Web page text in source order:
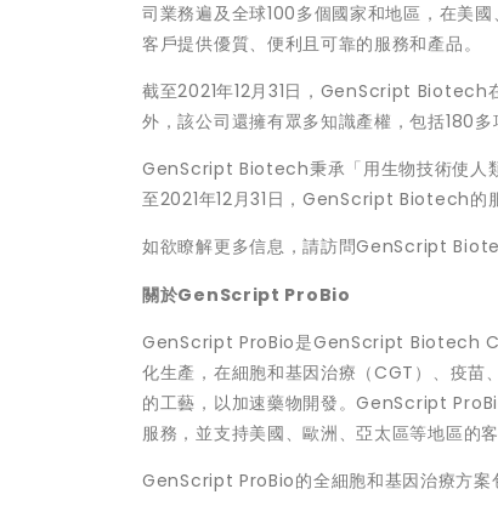
司業務遍及全球100多個國家和地區，在美
客戶提供優質、便利且可靠的服務和產品。
截至2021年12月31日，GenScript Biotech
外，該公司還擁有眾多知識產權，包括180
GenScript Biotech秉承「用生物技術使人
至2021年12月31日，GenScript Biotech的
如欲瞭解更多信息，請訪問GenScript
關於GenScript ProBio
GenScript ProBio是GenScript Biotech
化生產，在細胞和基因治療（CGT）、疫苗
的工藝，以加速藥物開發。GenScript
服務，並支持美國、歐洲、亞太區等地區的
GenScript ProBio的全細胞和基因治療方案